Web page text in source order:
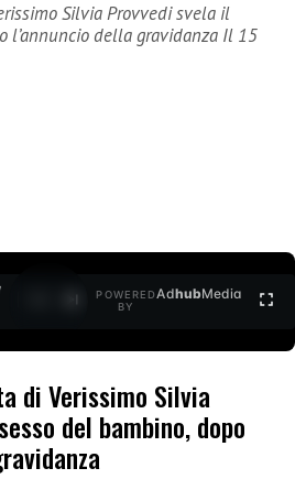
Silvia Provvedi svela il
l’annuncio della gravidanza Il 15
POWERED
BY
AdhubMedia
di Verissimo Silvia
del bambino, dopo